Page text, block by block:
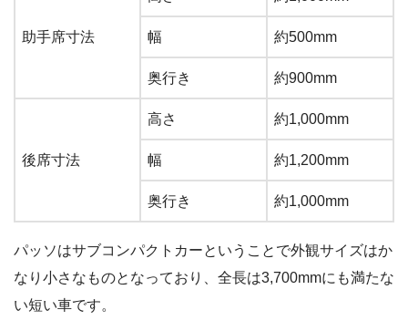
助手席寸法 幅 約500mm
奥行き 約900mm
後席寸法
高さ 約1,000mm
幅 約1,200mm
奥行き 約1,000mm
パッソはサブコンパクトカーということで外観サイズはか
なり小さなものとなっており、全長は3,700mmにも満たな
い短い車です。